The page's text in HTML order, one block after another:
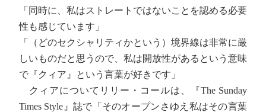
「同時に、私はストレートではないことを認める必要
性も感じています」
「（どのセクシャリティかという）境界線は非常に厳
しいものだと思うので、私は開放性があるという意味
で『クィア』という言葉が好きです」
クィアについてリリー・コールは、『The Sunday
Times Style』誌で「そのオープンさゆえ私はその言葉